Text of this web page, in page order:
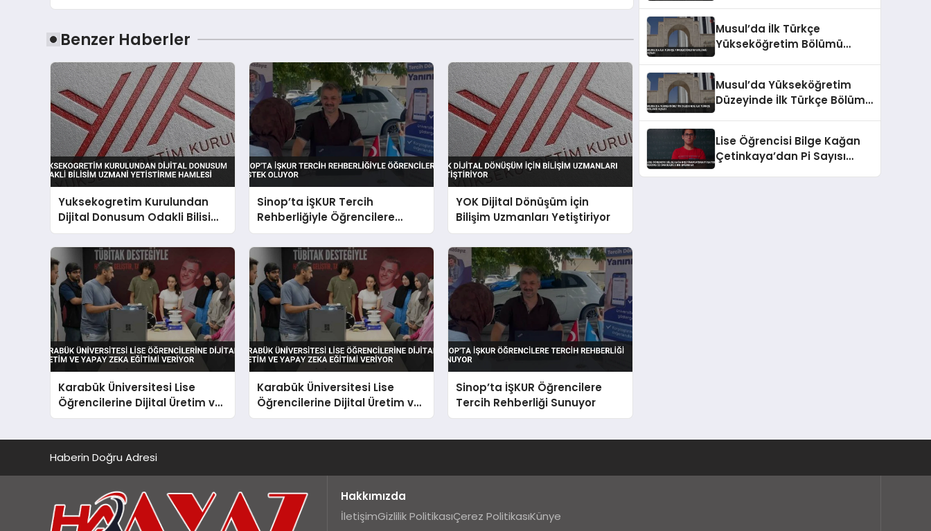
Benzer Haberler
Yuksekogretim Kurulundan
Dijital Donusum Odakli Bilisim
Uzmani Yetistirme Hamlesi
Sinop’ta İŞKUR Tercih
Rehberliğiyle Öğrencilere
Destek Oluyor
YOK Dijital Dönüşüm İçin
Bilişim Uzmanları Yetiştiriyor
Karabük Üniversitesi Lise
Öğrencilerine Dijital Üretim ve
Yapay Zeka Eğitimi Veriyor
Karabük Üniversitesi Lise
Öğrencilerine Dijital Üretim ve
Yapay Zeka Eğitimi Veriyor
Sinop’ta İŞKUR Öğrencilere
Tercih Rehberliği Sunuyor
Musul’da İlk Türkçe
Yükseköğretim Bölümü
Musul’da Yükseköğretim
Düzeyinde İlk Türkçe Bölümü
Lise Öğrencisi Bilge Kağan
Çetinkaya’dan Pi Sayısı
Haberin Doğru Adresi
Hakkımızda
İletişimGizlilik PolitikasıÇerez PolitikasıKünye